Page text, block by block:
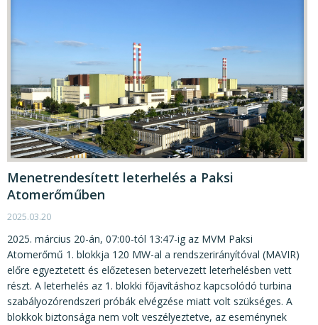
Menetrendesített leterhelés a Paksi
Atomerőműben
2025.03.20
2025. március 20-án, 07:00-tól 13:47-ig az MVM Paksi
Atomerőmű 1. blokkja 120 MW-al a rendszerirányítóval (MAVIR)
előre egyeztetett és előzetesen betervezett leterhelésben vett
részt. A leterhelés az 1. blokki főjavításhoz kapcsolódó turbina
szabályozórendszeri próbák elvégzése miatt volt szükséges. A
blokkok biztonsága nem volt veszélyeztetve, az eseménynek